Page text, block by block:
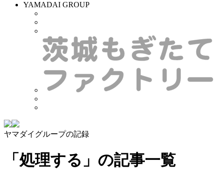
YAMADAI GROUP
ヤマダイグループの記録
「処理する」 の記事一覧